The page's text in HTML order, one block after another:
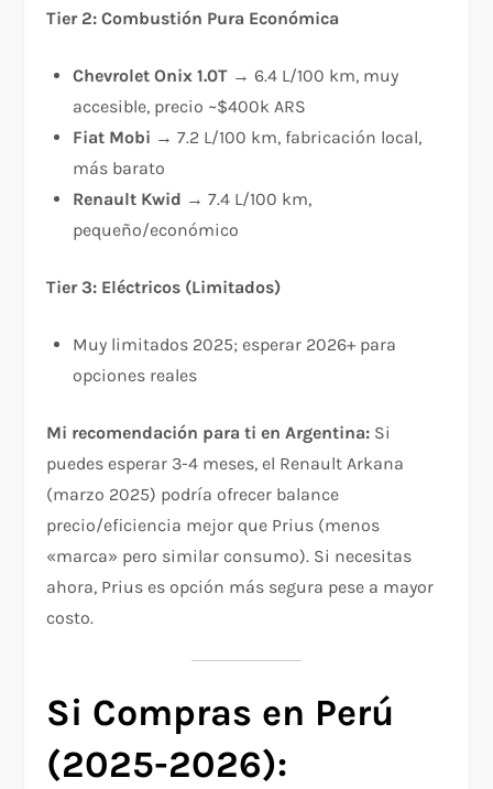
Tier 2: Combustión Pura Económica
Chevrolet Onix 1.0T → 6.4 L/100 km, muy
accesible, precio ~$400k ARS
Fiat Mobi → 7.2 L/100 km, fabricación local,
más barato
Renault Kwid → 7.4 L/100 km,
pequeño/económico
Tier 3: Eléctricos (Limitados)
Muy limitados 2025; esperar 2026+ para
opciones reales
Mi recomendación para ti en Argentina: Si
puedes esperar 3-4 meses, el Renault Arkana
(marzo 2025) podría ofrecer balance
precio/eficiencia mejor que Prius (menos
«marca» pero similar consumo). Si necesitas
ahora, Prius es opción más segura pese a mayor
costo.
Si Compras en Perú
(2025-2026):